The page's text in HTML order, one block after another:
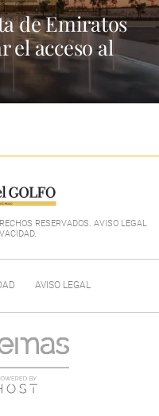
de Emiratos
el acceso al
RESERVADOS. AVISO LEGAL
.
AVISO LEGAL